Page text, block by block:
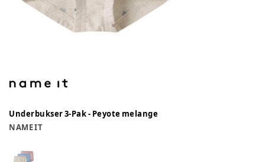
Underbukser 3-Pak - Peyote melange
NAME IT